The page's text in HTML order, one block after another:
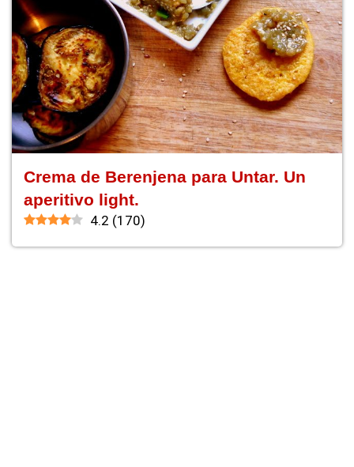
Crema de Berenjena para Untar. Un
aperitivo light.
4.2 (170)